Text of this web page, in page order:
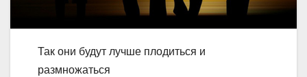
Так они будут лучше плодиться и
размножаться